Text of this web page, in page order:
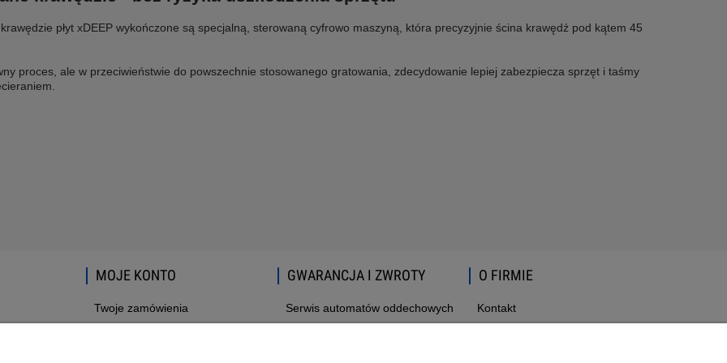
płyt xDEEP wykończone są specjalną, sterowaną cyfrowo maszyną, która precyzyjnie ścina krawędź pod kątem 45
proces, ale w przeciwieństwie do powszechnie stosowanego gratowania, zdecydowanie lepiej zabezpiecza sprzęt i taśmy
MOJE KONTO
Twoje zamówienia
GWARANCJA I ZWROTY
Serwis automatów oddechowych
O FIRMIE
Kontakt